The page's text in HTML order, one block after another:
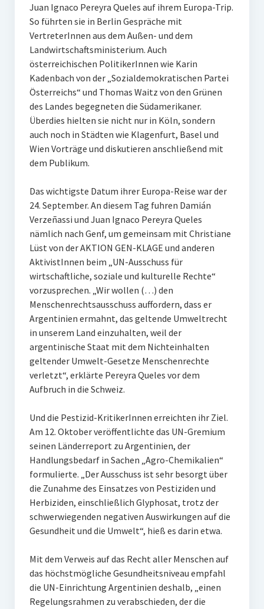
Juan Ignaco Pereyra Queles auf ihrem Europa-Trip.
So führten sie in Berlin Gespräche mit
VertreterInnen aus dem Außen- und dem
Landwirtschaftsministerium. Auch
österreichischen PolitikerInnen wie Karin
Kadenbach von der „Sozialdemokratischen Partei
Österreichs“ und Thomas Waitz von den Grünen
des Landes begegneten die Südamerikaner.
Überdies hielten sie nicht nur in Köln, sondern
auch noch in Städten wie Klagenfurt, Basel und
Wien Vorträge und diskutieren anschließend mit
dem Publikum.
Das wichtigste Datum ihrer Europa-Reise war der
24. September. An diesem Tag fuhren Damián
Verzeñassi und Juan Ignaco Pereyra Queles
nämlich nach Genf, um gemeinsam mit Christiane
Lüst von der AKTION GEN-KLAGE und anderen
AktivistInnen beim „UN-Ausschuss für
wirtschaftliche, soziale und kulturelle Rechte“
vorzusprechen. „Wir wollen (…) den
Menschenrechtsausschuss auffordern, dass er
Argentinien ermahnt, das geltende Umweltrecht
in unserem Land einzuhalten, weil der
argentinische Staat mit dem Nichteinhalten
geltender Umwelt-Gesetze Menschenrechte
verletzt“, erklärte Pereyra Queles vor dem
Aufbruch in die Schweiz.
Und die Pestizid-KritikerInnen erreichten ihr Ziel.
Am 12. Oktober veröffentlichte das UN-Gremium
seinen Länderreport zu Argentinien, der
Handlungsbedarf in Sachen „Agro-Chemikalien“
formulierte. „Der Ausschuss ist sehr besorgt über
die Zunahme des Einsatzes von Pestiziden und
Herbiziden, einschließlich Glyphosat, trotz der
schwerwiegenden negativen Auswirkungen auf die
Gesundheit und die Umwelt“, hieß es darin etwa.
Mit dem Verweis auf das Recht aller Menschen auf
das höchstmögliche Gesundheitsniveau empfahl
die UN-Einrichtung Argentinien deshalb, „einen
Regelungsrahmen zu verabschieden, der die